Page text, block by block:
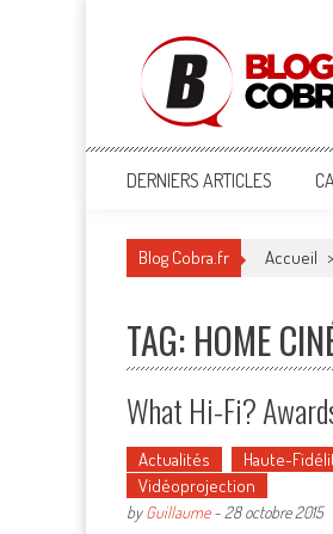
Blog Cobra
Toute l'actu Image & Son !
DERNIERS ARTICLES
Blog Cobra.fr Accueil >
TAG: HOME
What Hi-Fi?
Actualités Haute-
Vidéoprojection
byGuillaume- 28 octobre 2015